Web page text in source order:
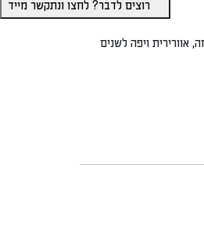
אוורירית ויפה לשנים
רוצים לדבר? לחצו ונתקשר מייד